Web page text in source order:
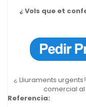
¿ Vols que et
¿ Lliuraments
comercial al
Referencia: